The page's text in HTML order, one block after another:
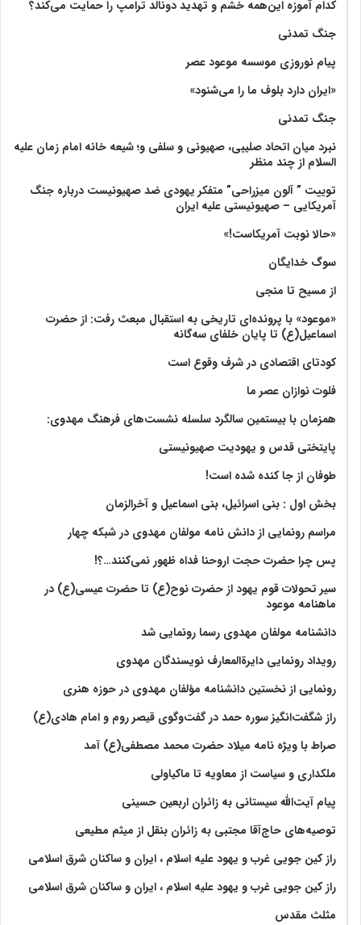
کدام آموزه این‌همه خشم و تهدید دونالد ترامپ را حمایت می‌کند؟
جنگ تمدنی
پیام نوروزی موسسه موعود عصر
«ایران دارد بلوف ما را می‌شنود»
جنگ تمدنی
نبرد میان اتحاد صلیبی، صهیونی و سلفی و؛ شیعه خانه امام زمان علیه
السلام از چند منظر
توییت ” آلون میزراحی” متفکر یهودی ضد صهیونیست درباره جنگ
آمریکایی – صهیونیستی علیه ایران
«حالا نوبت آمریکاست!»
سوگ خدایگان
از مسیح تا منجی
«موعود» با پرونده‌ای تاریخی به استقبال مبعث رفت: از حضرت
اسماعیل(ع) تا پایان خلفای سه‌گانه
کودتای اقتصادی در شرف وقوع است
فلوت نوازان عصر ما
همزمان با بیستمین سالگرد سلسله نشست‌های فرهنگ مهدوی:‌
پایتختی قدس و یهودیت صهیونیستی
طوفان از جا کنده شده است!
بخش اول : بنی اسرائیل، بنی اسماعیل و آخرالزمان
مراسم رونمایی از دانش نامه مولفان مهدوی در شبکه چهار
پس چرا حضرت حجت اروحنا فداه ظهور نمی‌کنند…؟!
سیر تحولات قوم یهود از حضرت نوح(ع) تا حضرت عیسی(ع) در
ماهنامه موعود
دانشنامه مولفان مهدوی رسما رونمایی شد
رویداد رونمایی دایرةالمعارف نویسندگان مهدوی
رونمایی از نخستین دانشنامه مؤلفان مهدوی در حوزه هنری
راز شگفت‌انگیز سوره حمد در گفت‌وگوی قیصر روم و امام هادی(ع)
صراط با ویژه نامه میلاد حضرت محمد مصطفی(ع) آمد
ملکداری و سیاست از معاویه تا ماکیاولی
پیام آیت‌الله سیستانی به زائران اربعین حسینی
توصیه‌های حاج‌آقا مجتبی به زائران بنقل از میثم مطیعی
راز کین جویی غرب و یهود علیه اسلام ، ایران و ساکنان شرق اسلامی
راز کین جویی غرب و یهود علیه اسلام ، ایران و ساکنان شرق اسلامی
مثلث مقدس